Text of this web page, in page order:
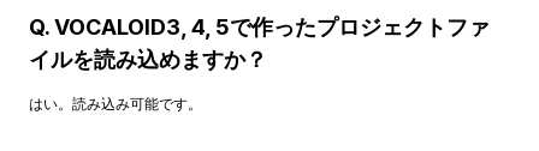
Q. VOCALOID3, 4, 5で作ったプロジェクトファ
イルを読み込めますか？
はい。読み込み可能です。